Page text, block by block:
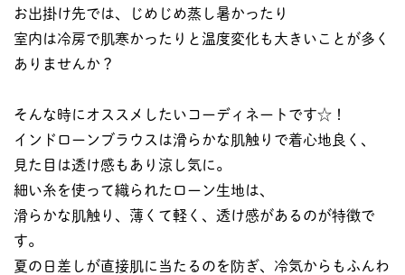
お出掛け先では、じめじめ蒸し暑かったり
室内は冷房で肌寒かったりと温度変化も大きいことが多く
ありませんか？
そんな時にオススメしたいコーディネートです☆！
インドローンブラウスは滑らかな肌触りで着心地良く、
見た目は透け感もあり涼し気に。
細い糸を使って織られたローン生地は、
滑らかな肌触り、薄くて軽く、透け感があるのが特徴で
す。
夏の日差しが直接肌に当たるのを防ぎ、冷気からもふんわ